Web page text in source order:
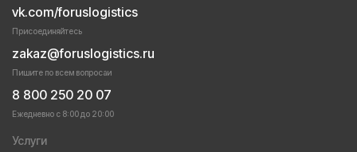
vk.com/foruslogistics
Присоединяйтесь
zakaz@foruslogistics.ru
Пишите по всем вопросаи
8 800 250 20 07
Ежедневно с 8:00 до 20:00
Услуги